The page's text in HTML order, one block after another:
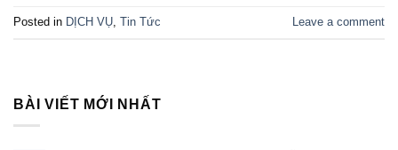
Posted in DỊCH VỤ Tin Tức Leave a comment
BÀI VIẾT MỚI NHẤT